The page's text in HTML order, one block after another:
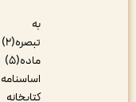
به استناد
تبصره(۲)
ماده(۵) قانون
اساسنامه
کتابخانه ملی